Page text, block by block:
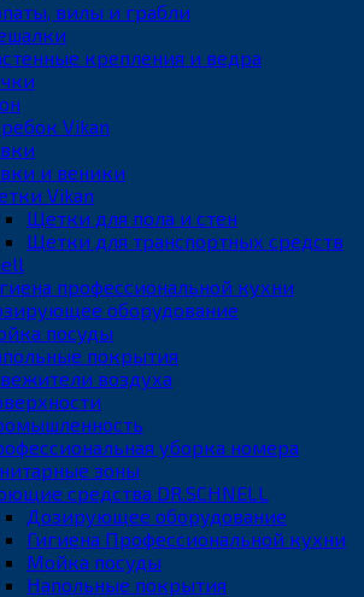
вилы и грабли
крепления и ведра
Vikan
и веники
Vikan
Щетки для пола и стен
Щетки для транспортных средств
профессиональной кухни
оборудование
посуды
покрытия
воздуха
уборка номера
зоны
средства DR.SCHNELL
Дозирующее оборудование
Гигиена Профессиональной кухни
Мойка посуды
Напольные покрытия